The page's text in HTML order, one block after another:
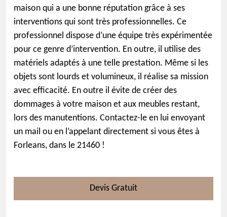
maison qui a une bonne réputation grâce à ses
interventions qui sont très professionnelles. Ce
professionnel dispose d’une équipe très expérimentée
pour ce genre d’intervention. En outre, il utilise des
matériels adaptés à une telle prestation. Même si les
objets sont lourds et volumineux, il réalise sa mission
avec efficacité. En outre il évite de créer des
dommages à votre maison et aux meubles restant,
lors des manutentions. Contactez-le en lui envoyant
un mail ou en l’appelant directement si vous êtes à
Forleans, dans le 21460 !
Devis Gratuit